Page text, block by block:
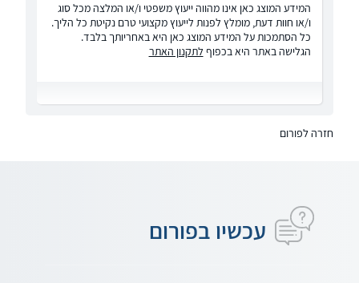
המידע המוצג כאן אינו מהווה ייעוץ משפטי ו/או המלצה מכל סוג
ו/או חוות דעת, מומלץ לפנות לייעוץ מקצועי טרם נקיטת כל הליך.
כל הסתמכות על המידע המוצג כאן היא באחריותך בלבד.
הגלישה באתר היא בכפוף לתקנון האתר
חזרה לפורום
עכשיו בפורום